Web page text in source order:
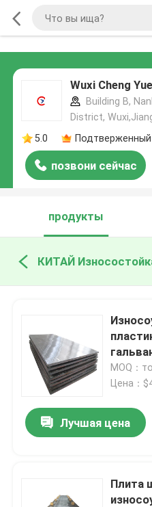
Wuxi Cheng
Building B,
District,
5.0
позвони сейчас
продукты
MOQ：
Цена：
Лучшая цена
Плита